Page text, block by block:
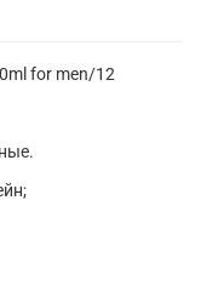
for men/12